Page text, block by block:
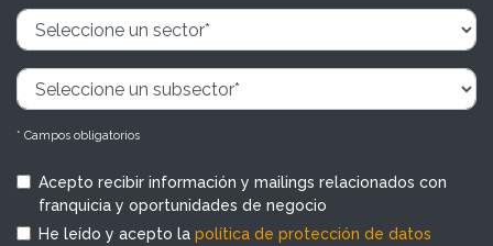
* Campos obligatorios
Acepto recibir información y mailings relacionados con
franquicia y oportunidades de negocio
He leído y acepto la política de protección de datos